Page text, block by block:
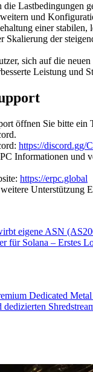
Lastbedingungen
und
einer stabilen,
Skalierung der
sich auf die
Leistung und
öffnen Sie bitte
https://discord.gg/
Informationen und
https://erpc.global
Unterstützung
eigene ASN
für Solana – Erstes
Dedicated